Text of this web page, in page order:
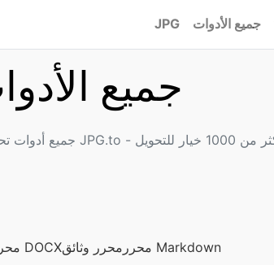
JPG جميع الأدوات
جميع
محرر DOCXمحرر وثائق محرر Markdown